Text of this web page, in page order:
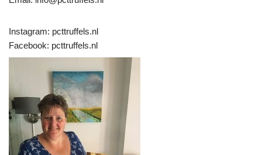
Instagram: pcttruffels.nl
Facebook: pcttruffels.nl